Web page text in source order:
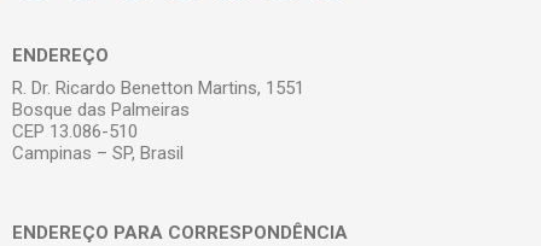
ENDEREÇO
R. Dr. Ricardo Benetton Martins, 1551
Bosque das Palmeiras
CEP 13.086-510
Campinas – SP, Brasil
ENDEREÇO PARA CORRESPONDÊNCIA